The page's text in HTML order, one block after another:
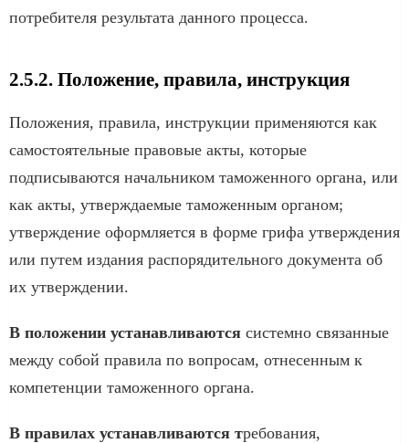
потребителя результата данного процесса.
2.5.2. Положение, правила, инструкция
Положения, правила, инструкции применяются как
самостоятельные правовые акты, которые
подписываются начальником таможенного органа, или
как акты, утверждаемые таможенным органом;
утверждение оформляется в форме грифа утверждения
или путем издания распорядительного документа об
их утверждении.
В положении устанавливаются системно связанные
между собой правила по вопросам, отнесенным к
компетенции таможенного органа.
В правилах устанавливаются требования,